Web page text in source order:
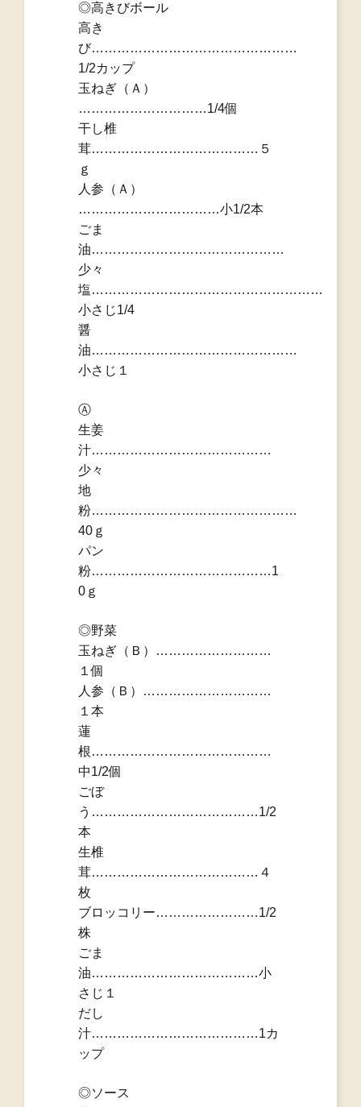
◎高きびボール
高き
び…………………………………………
1/2カップ
玉ねぎ（Ａ）
…………………………1/4個
干し椎
茸…………………………………５
ｇ
人参（Ａ）
……………………………小1/2本
ごま
油………………………………………
少々
塩………………………………………………
小さじ1/4
醤
油…………………………………………
小さじ１
Ⓐ
生姜
汁……………………………………
少々
地
粉…………………………………………
40ｇ
パン
粉……………………………………1
0ｇ
◎野菜
玉ねぎ（Ｂ）………………………
１個
人参（Ｂ）…………………………
１本
蓮
根……………………………………
中1/2個
ごぼ
う…………………………………1/2
本
生椎
茸…………………………………４
枚
ブロッコリー……………………1/2
株
ごま
油…………………………………小
さじ１
だし
汁…………………………………1カ
ップ
◎ソース